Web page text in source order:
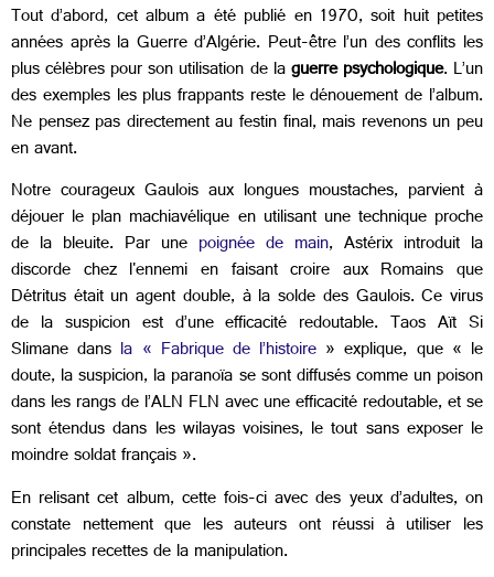
Tout d’abord, cet album a été publié en 1970, soit huit petites
années après la Guerre d’Algérie. Peut-être l’un des conflits les
plus célèbres pour son utilisation de laguerre psychologique. L’un
des exemples les plus frappants reste le dénouement de l’album.
Ne pensez pas directement au festin final, mais revenons un peu
en avant.
Notre courageux Gaulois aux longues moustaches, parvient à
déjouer le plan machiavélique en utilisant une technique proche
de la bleuite. Par une poignée de main, Astérix introduit la
discorde chez l'ennemi en faisant croire aux Romains que
Détritus était un agent double, à la solde des Gaulois. Ce virus
de la suspicion est d’une efficacité redoutable. Taos Aït Si
Slimane dans la « Fabrique de l’histoire » explique, que « le
doute, la suspicion, la paranoïa se sont diffusés comme un poison
dans les rangs de l’ALN FLN avec une efficacité redoutable, et se
sont étendus dans les wilayas voisines, le tout sans exposer le
moindre soldat français ».
En relisant cet album, cette fois-ci avec des yeux d’adultes, on
constate nettement que les auteurs ont réussi à utiliser les
principales recettes de lamanipulation.